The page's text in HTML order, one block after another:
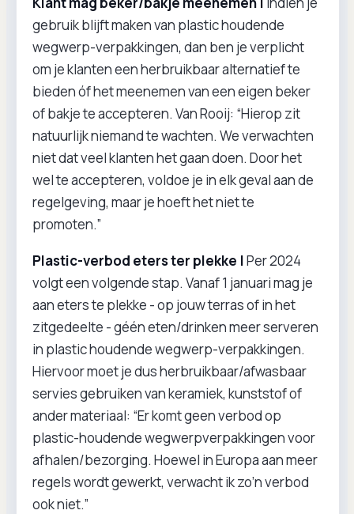
gebruik blijft maken van plastic houdende
wegwerp-verpakkingen, dan ben je verplicht
om je klanten een herbruikbaar alternatief te
bieden óf het meenemen van een eigen beker
of bakje te accepteren. Van Rooij: “Hierop zit
natuurlijk niemand te wachten. We verwachten
niet dat veel klanten het gaan doen. Door het
wel te accepteren, voldoe je in elk geval aan de
regelgeving, maar je hoeft het niet te
promoten.”
Plastic-verbod eters ter plekke |Per 2024
volgt een volgende stap. Vanaf 1 januari mag je
aan eters te plekke - op jouw terras of in het
zitgedeelte - géén eten/drinken meer serveren
in plastic houdende wegwerp-verpakkingen.
Hiervoor moet je dus herbruikbaar/afwasbaar
servies gebruiken van keramiek, kunststof of
ander materiaal: “Er komt geen verbod op
plastic-houdende wegwerpverpakkingen voor
afhalen/bezorging. Hoewel in Europa aan meer
regels wordt gewerkt, verwacht ik zo’n verbod
ook niet.”